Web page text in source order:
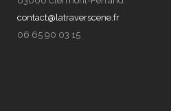
contact@latraverscene.fr
06 65 90 03 15